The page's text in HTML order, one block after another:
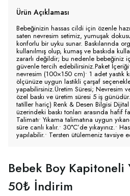
Ürün Açıklaması
Bebeğinizin hassas cildi için özenle
saten nevresim setimiz, yumuşak
konforlu bir uyku sunar. Baskılarında
kullanılmış olup, kumaş ve baskıda
zararlı değildir; bu nedenle bebeğiniz
güvenle tercih edebilirsiniz.Paket
nevresim (100×150 cm)• 1 adet yastık
ölçünüze uygun lastikli çarşaf
yapabilirsiniz.Üretim Süresi; Nevresim
özel baskı ve üretim süresi 5 iş
tatiller hariç) Renk & Desen Bilgisi
üzerindeki baskı tonları arasında hafif
Talimatı• Yıkama talimatına uygun
süre canlı kalır.• 30°C’de yıkayınız.•
yapılabilir.• Tersten ütülemeniz tavsiye
Bebek Boy Kapitoneli
50₺ İndirim